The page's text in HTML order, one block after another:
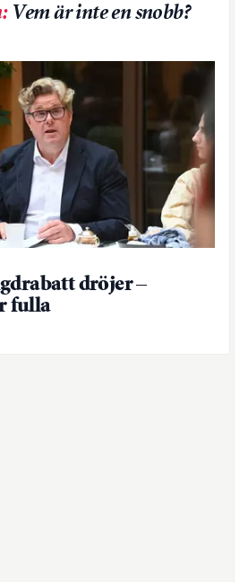
: Vem är inte en snobb?
dröjer –
fulla